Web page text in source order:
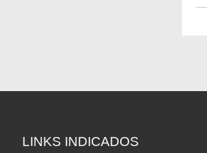
LINKS INDICADOS